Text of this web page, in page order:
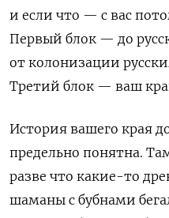
и если что — с вас
Первый блок — до
от колонизации
Третий блок — ваш
История вашего края
предельно понятна.
разве что какие-то
шаманы с бубнами